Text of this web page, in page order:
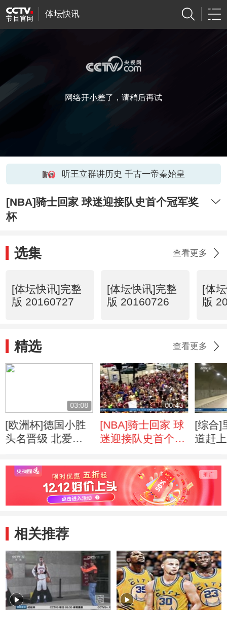
体坛快讯
网络开小差了，请稍后再试
听王立群讲历史 千古一帝秦始皇
[NBA]骑士回家 球迷迎接队史首个冠军奖
杯
选集 查看更多
[体坛快讯]完整
版 20160727
[体坛快讯]完整
版 20160726
[体
版
精选 查看更多
03:08
[欧洲杯]德国小胜
头名晋级 北爱尔
00:43
[NBA]骑士回家 球
迷迎接队史首个冠
[综合]
道赶
相关推荐